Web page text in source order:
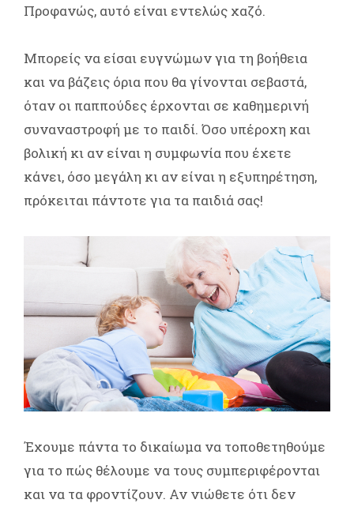
Προφανώς, αυτό είναι εντελώς χαζό.
Μπορείς να είσαι ευγνώμων για τη βοήθεια
και να βάζεις όρια που θα γίνονται σεβαστά,
όταν οι παππούδες έρχονται σε καθημερινή
συναναστροφή με το παιδί. Όσο υπέροχη και
βολική κι αν είναι η συμφωνία που έχετε
κάνει, όσο μεγάλη κι αν είναι η εξυπηρέτηση,
πρόκειται πάντοτε για τα παιδιά σας!
Έχουμε πάντα το δικαίωμα να τοποθετηθούμε
για το πώς θέλουμε να τους συμπεριφέρονται
και να τα φροντίζουν. Αν νιώθετε ότι δεν